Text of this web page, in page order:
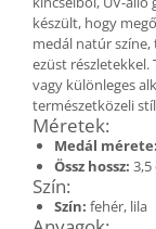
Fülbevaló
Ékszertartó
Ásvány ékszerek
Nyaklánc / Medál
Fülbevaló
Karperec
Ékszer szett
készült, hogy
medál natúr
ezüst részletekkel.
vagy különleges
természetközeli
Méretek:
Medál mérete:
Össz hossz: 3,5
Szín:
Szín: fehér, lila